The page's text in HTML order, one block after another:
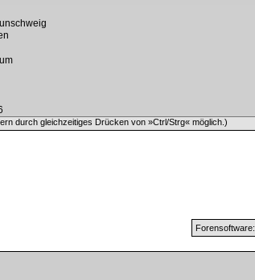
durch gleichzeitiges Drücken von »Ctrl/Strg« möglich.)
Forensoftware: